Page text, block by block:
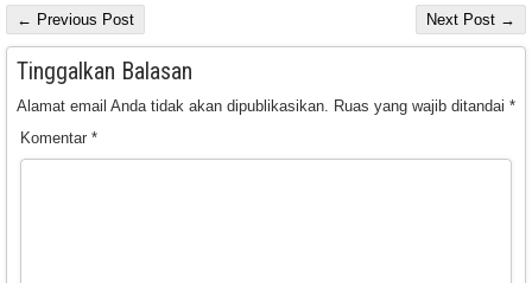
← Previous Post Next Post →
Tinggalkan Balasan
Alamat email Anda tidak akan dipublikasikan. Ruas yang wajib ditandai *
Komentar *